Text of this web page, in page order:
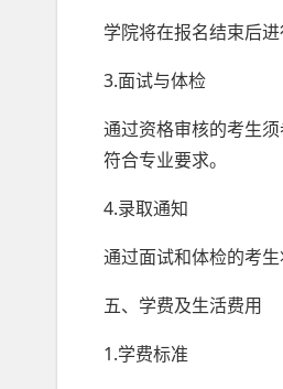
学院将在报名结束后
3.面试与体检
通过资格审核的考生
符合专业要求。
4.录取通知
通过面试和体检的考
五、学费及生活费用
1.学费标准